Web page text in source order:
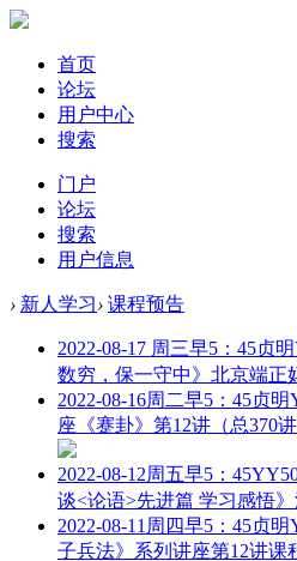
首页
论坛
用户中心
搜索
门户
论坛
搜索
用户信息
› 新人学习› 课程预告
2022-08-17 周三早5：45贞
数穷，保一守中》 北京端正
2022-08-16周二早5：45贞
座《蹇卦》第12讲（总370
2022-08-12周五早5：
谈<论语>先进篇 学习感悟》
2022-08-11周四早5：45贞
子兵法》系列讲座第12讲课